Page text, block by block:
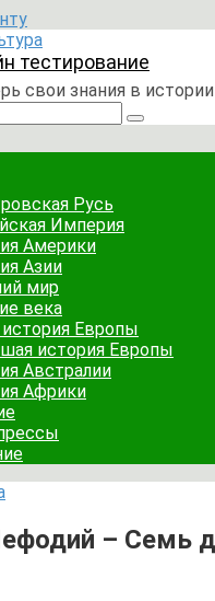
тестирование
свои знания в истории
Русь
Империя
Америки
Азии
мир
века
Европы
история Европы
Австралии
Африки
– Семь